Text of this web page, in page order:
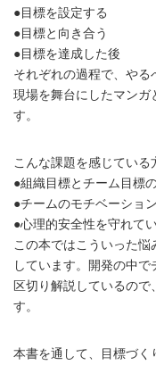
●目標を設定する
●目標と向き合う
●目標を達成した後
それぞれの過程で、や
現場を舞台にしたマンガ
す。
こんな課題を感じている
●組織目標とチーム目標
●チームのモチベーショ
●心理的安全性を守れて
この本ではこういった
しています。開発の中
区切り解説しているの
す。
本書を通して、目標づ